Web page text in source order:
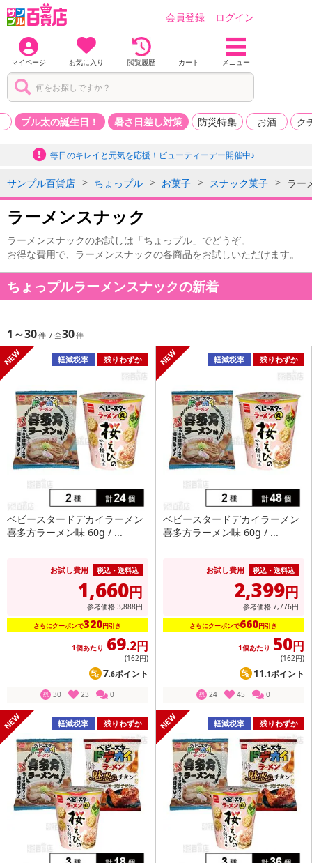
会員登録 ログイン
マイページ お気に入り 閲覧履歴 カート メニュー
プル太の誕生日！ 暑さ日差し対策 防災特集 お酒 ク
毎日のキレイと元気を応援！ビューティーデー開催中♪
サンプル百貨店 ちょっプル お菓子 スナック菓子 ラー
ラーメンスナック
ラーメンスナックのお試しは「ちょっプル」でどうぞ。
お得な費用で、ラーメンスナックの各商品をお試しいただけます。
ちょっプルラーメンスナックの新着
1～30 30
軽減税率 残りわずか
ベビースタードデカイラーメン
喜多方ラーメン味 60g / ...
お試し費用 税込・送料込
1,660円
参考価格 3,888円
さらにクーポンで320円引き
1個あたり 69.2円
(162円)
7.6ポイント
残 30 23 0
軽減税率 残りわずか
ベビースタードデカイラーメン
喜多方ラーメン味 60g / ...
お試し費用 税込・送料込
2,399円
参考価格 7,776円
さらにクーポンで660円引き
1個あたり 50円
(162円)
11.1ポイント
残 24 45 0
軽減税率 残りわずか 軽減税率 残りわずか